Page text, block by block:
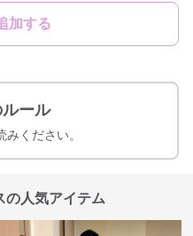
加する
ール
ください。
の人気アイテム